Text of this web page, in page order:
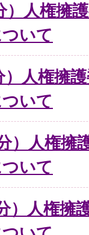
）人権擁
いて
）人権擁
いて
）人権擁
いて
）人権擁